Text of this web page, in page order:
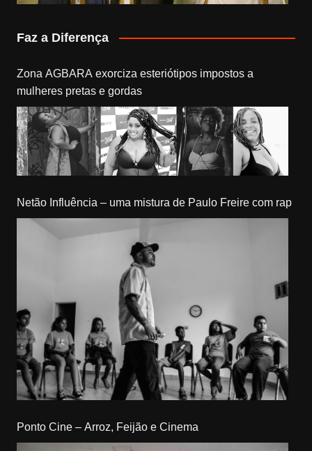
Faz a Diferença
Zona AGBARA exorciza esteriótipos impostos a
mulheres pretas e gordas
Netão Influência – uma mistura de Paulo Freire com rap
Ponto Cine – Arroz, Feijão e Cinema